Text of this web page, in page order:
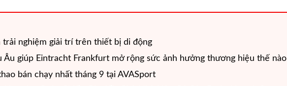
trải nghiệm giải trí trên thiết bị di động
Âu giúp Eintracht Frankfurt mở rộng sức ảnh hưởng thương hiệu thế nào
bán chạy nhất tháng 9 tại AVASport